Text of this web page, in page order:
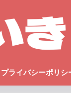
プライバシーポリシ